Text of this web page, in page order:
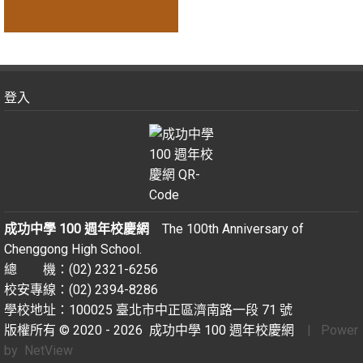
登入
成功中學 100 週年校慶網
The 100th Anniversary of
Chenggong High School.
總 機：(02) 2321-6256
校安專線：(02) 2394-8286
學校地址：100025 臺北市中正區濟南路一段 71 號
版權所有 © 2020 - 2026 成功中學 100 週年校慶網
| Power
by NetView